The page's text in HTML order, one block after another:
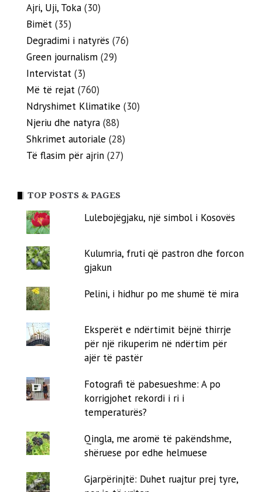
Ajri, Uji, Toka (30)
Bimët (35)
Degradimi i natyrës (76)
Green journalism (29)
Intervistat (3)
Më të rejat (760)
Ndryshimet Klimatike (30)
Njeriu dhe natyra (88)
Shkrimet autoriale (28)
Të flasim për ajrin (27)
TOP POSTS & PAGES
Lulebojëgjaku, një simbol i Kosovës
Kulumria, fruti që pastron dhe forcon
gjakun
Pelini, i hidhur po me shumë të mira
Eksperët e ndërtimit bëjnë thirrje
për një rikuperim në ndërtim për
ajër të pastër
Fotografi të pabesueshme: A po
korrigjohet rekordi i ri i
temperaturës?
Qingla, me aromë të pakëndshme,
shëruese por edhe helmuese
Gjarpërinjtë: Duhet ruajtur prej tyre,